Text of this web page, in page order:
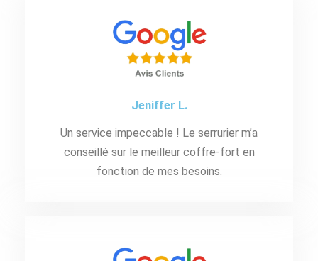
Jeniffer L.
Un service impeccable ! Le serrurier m’a
conseillé sur le meilleur coffre-fort en
fonction de mes besoins.